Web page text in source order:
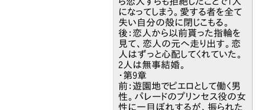
になってしまう。愛する者を全て
失い自分の殻に閉じこもる。
後：恋人から以前貰った指輪を
見て、恋人の元へ走り出す。恋
人はずっと心配してくれていた。
2人は無事結婚。
・第9章
前：遊園地でピエロとして働く男
性。パレードのプリンセス役の女
性に一目ぼれするが、振られた